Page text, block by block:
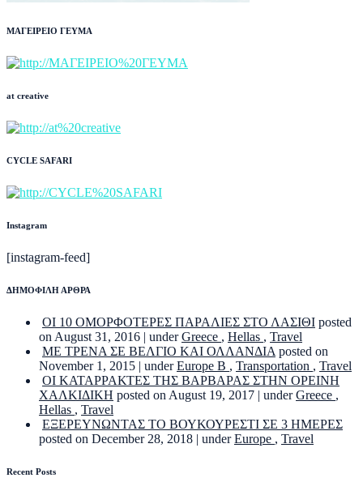
ΜΑΓΕΙΡΕΙΟ ΓΕΥΜΑ
at creative
CYCLE SAFARI
Instagram
[instagram-feed]
ΔΗΜΟΦΙΛΗ ΑΡΘΡΑ
ΟΙ 10 ΟΜΟΡΦΟΤΕΡΕΣ ΠΑΡΑΛΙΕΣ ΣΤΟ ΛΑΣΙΘΙ posted
on August 31, 2016 | underGreece , Hellas , Travel
ΜΕ ΤΡΕΝΑ ΣΕ ΒΕΛΓΙΟ ΚΑΙ ΟΛΛΑΝΔΙΑ posted on
November 1, 2015 | underEurope B , Transportation , Travel
ΟΙ ΚΑΤΑΡΡΑΚΤΕΣ ΤΗΣ ΒΑΡΒΑΡΑΣ ΣΤΗΝ ΟΡΕΙΝΗ
ΧΑΛΚΙΔΙΚΗ posted on August 19, 2017 | underGreece ,
Hellas , Travel
ΕΞΕΡΕΥΝΩΝΤΑΣ ΤΟ ΒΟΥΚΟΥΡΕΣΤΙ ΣΕ 3 ΗΜΕΡΕΣ
posted on December 28, 2018 | underEurope , Travel
Recent Posts